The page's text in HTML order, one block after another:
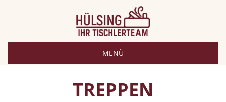
MENÜ
TREPPEN